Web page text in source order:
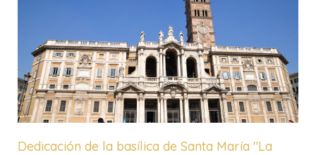
Dedicación de la basílica de Santa María "La